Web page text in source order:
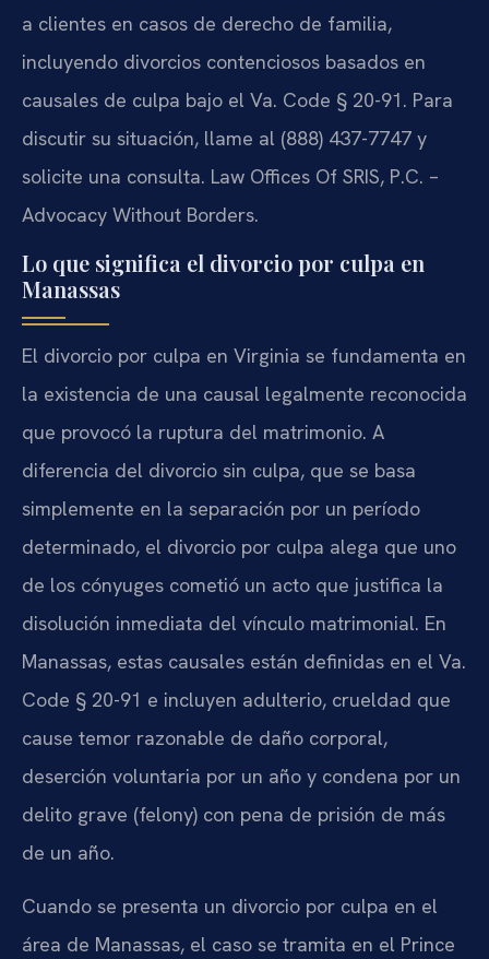
a clientes en casos de derecho de familia,
incluyendo divorcios contenciosos basados en
causales de culpa bajo el Va. Code § 20-91. Para
discutir su situación, llame al (888) 437-7747 y
solicite una consulta. Law Offices Of SRIS, P.C. –
Advocacy Without Borders.
Lo que significa el divorcio por culpa en
Manassas
El divorcio por culpa en Virginia se fundamenta en
la existencia de una causal legalmente reconocida
que provocó la ruptura del matrimonio. A
diferencia del divorcio sin culpa, que se basa
simplemente en la separación por un período
determinado, el divorcio por culpa alega que uno
de los cónyuges cometió un acto que justifica la
disolución inmediata del vínculo matrimonial. En
Manassas, estas causales están definidas en el Va.
Code § 20-91 e incluyen adulterio, crueldad que
cause temor razonable de daño corporal,
deserción voluntaria por un año y condena por un
delito grave (felony) con pena de prisión de más
de un año.
Cuando se presenta un divorcio por culpa en el
área de Manassas, el caso se tramita en el Prince